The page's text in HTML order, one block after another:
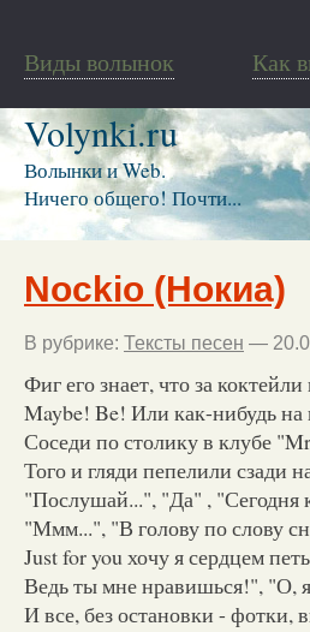
Виды волынок Как
Volynki.ru
Волынки и Web.
Ничего общего! Почти...
Nockio (Нокиа)
В рубрике: Тексты песен —
Фиг его знает, что за
Maybe! Be! Или как-нибудь на
Соседи по столику в клубе
Того и гляди пепелили сзади
"Послушай...", "Да" , "Сегодня
"Ммм...", "В голову по слову
Just for you хочу я сердцем
Ведь ты мне нравишься!", "О,
И все, без остановки - фотки,